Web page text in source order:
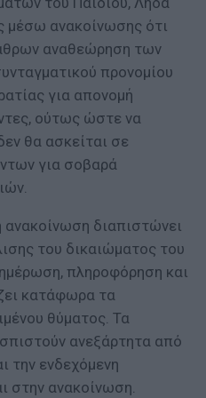
μέσω ανακοίνωσης ότι
αναθεώρηση των
προνομίου
για απονομή
ούτως ώστε να
θα ασκείται σε
για σοβαρά
διαπιστώνει
του δικαιώματος του
πληροφόρηση και
κατάφωρα τα
θύματος. Τα
ανεξάρτητα από
την ενδεχόμενη
στην ανακοίνωση.